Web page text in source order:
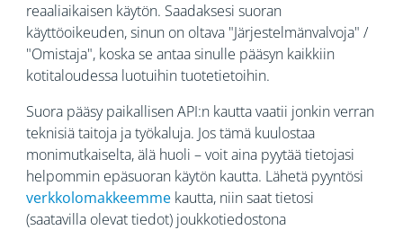
reaaliaikaisen käytön. Saadaksesi suoran
käyttöoikeuden, sinun on oltava "Järjestelmänvalvoja" /
"Omistaja", koska se antaa sinulle pääsyn kaikkiin
kotitaloudessa luotuihin tuotetietoihin.
Suora pääsy paikallisen API:n kautta vaatii jonkin verran
teknisiä taitoja ja työkaluja. Jos tämä kuulostaa
monimutkaiselta, älä huoli – voit aina pyytää tietojasi
helpommin epäsuoran käytön kautta. Lähetä pyyntösi
verkkolomakkeemmekautta, niin saat tietosi
(saatavilla olevat tiedot) joukkotiedostona